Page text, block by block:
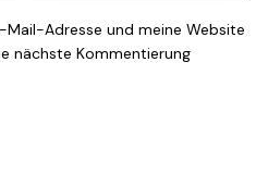
Mail-Adresse und meine Website
nächste Kommentierung